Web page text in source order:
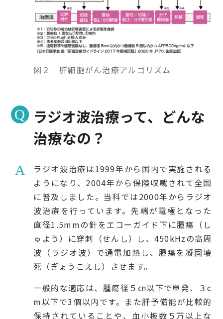
図２ 肝細胞がん治療アルゴリズム
ラジオ波治療って、どんな
治療なの？
ラジオ波治療は1999年から国内で実施される
ようになり、2004年から保険収載されて全国
に普及しました。当科では2000年からラジオ
波治療を行っています。先端が電極となった
直径1.5mmの針をエコーガイド下に腫瘍（し
ゅよう）に穿刺（せんし）し、450kHzの高周
波（ラジオ波）で通電加熱し、腫瘍を凝固壊
死（ぎょうこえし）させます。
一般的な適応は、腫瘍径５㎝以下で単発、３c
m以下で3個以内です。また肝予備能が比較的
保持されていることや、血小板数５万以上な